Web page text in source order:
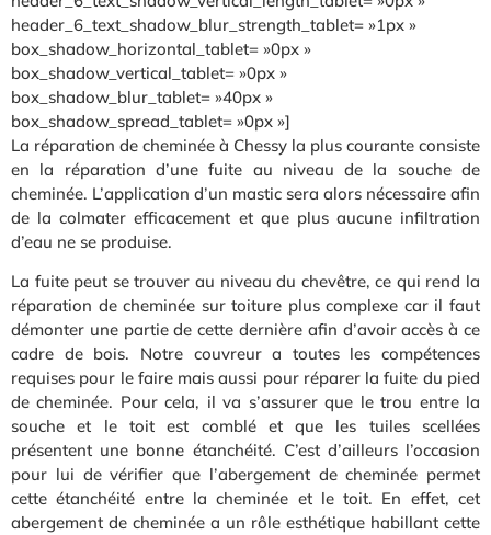
header_6_text_shadow_blur_strength_tablet= »1px »
box_shadow_horizontal_tablet= »0px »
box_shadow_vertical_tablet= »0px »
box_shadow_blur_tablet= »40px »
box_shadow_spread_tablet= »0px »]
La réparation de cheminée à Chessy la plus courante consiste
en la réparation d’une fuite au niveau de la souche de
cheminée. L’application d’un mastic sera alors nécessaire afin
de la colmater efficacement et que plus aucune infiltration
d’eau ne se produise.
La fuite peut se trouver au niveau du chevêtre, ce qui rend la
réparation de cheminée sur toiture plus complexe car il faut
démonter une partie de cette dernière afin d’avoir accès à ce
cadre de bois. Notre couvreur a toutes les compétences
requises pour le faire mais aussi pour réparer la fuite du pied
de cheminée. Pour cela, il va s’assurer que le trou entre la
souche et le toit est comblé et que les tuiles scellées
présentent une bonne étanchéité. C’est d’ailleurs l’occasion
pour lui de vérifier que l’abergement de cheminée permet
cette étanchéité entre la cheminée et le toit. En effet, cet
abergement de cheminée a un rôle esthétique habillant cette